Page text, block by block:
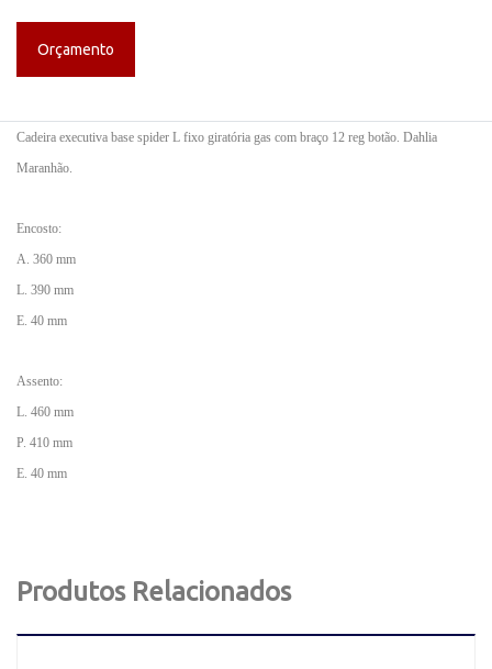
Orçamento
Cadeira executiva base spider L fixo giratória gas com braço 12 reg botão. Dahlia
Maranhão.
Encosto:
A. 360 mm
L. 390 mm
E. 40 mm
Assento:
L. 460 mm
P. 410 mm
E. 40 mm
Produtos Relacionados